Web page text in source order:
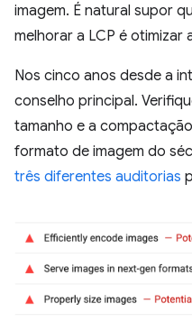
imagem. É natural supor
melhorar a LCP é otimizar
Nos cinco anos desde a
conselho principal.
tamanho e a
formato de imagem do
três diferentes auditorias